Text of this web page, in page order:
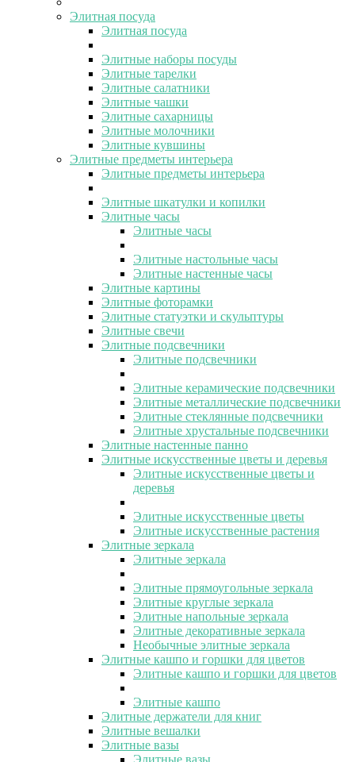
Элитная посуда
Элитная посуда
Элитные наборы посуды
Элитные тарелки
Элитные салатники
Элитные чашки
Элитные сахарницы
Элитные молочники
Элитные кувшины
Элитные предметы интерьера
Элитные предметы интерьера
Элитные шкатулки и копилки
Элитные часы
Элитные часы
Элитные настольные часы
Элитные настенные часы
Элитные картины
Элитные фоторамки
Элитные статуэтки и скульптуры
Элитные свечи
Элитные подсвечники
Элитные подсвечники
Элитные керамические подсвечники
Элитные металлические подсвечники
Элитные стеклянные подсвечники
Элитные хрустальные подсвечники
Элитные настенные панно
Элитные искусственные цветы и деревья
Элитные искусственные цветы и
деревья
Элитные искусственные цветы
Элитные искусственные растения
Элитные зеркала
Элитные зеркала
Элитные прямоугольные зеркала
Элитные круглые зеркала
Элитные напольные зеркала
Элитные декоративные зеркала
Необычные элитные зеркала
Элитные кашпо и горшки для цветов
Элитные кашпо и горшки для цветов
Элитные кашпо
Элитные держатели для книг
Элитные вешалки
Элитные вазы
Элитные вазы